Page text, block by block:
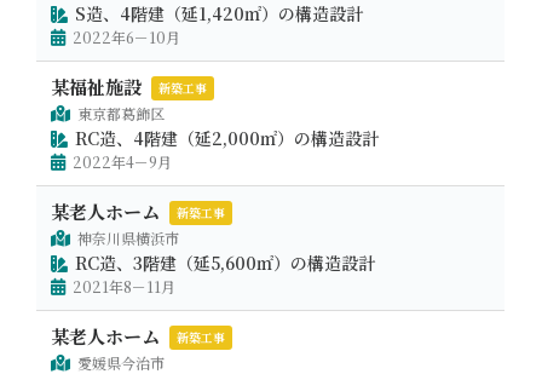
S造、4階建（延1,420㎡）の構造設計
2022年6－10月
某福祉施設 新築工事
東京都葛飾区
RC造、4階建（延2,000㎡）の構造設計
2022年4－9月
某老人ホーム 新築工事
神奈川県横浜市
RC造、3階建（延5,600㎡）の構造設計
2021年8－11月
某老人ホーム 新築工事
愛媛県今治市